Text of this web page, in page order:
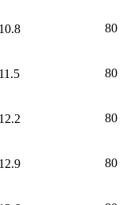
10.8 80
11.5 80
12.2 80
12.9 80